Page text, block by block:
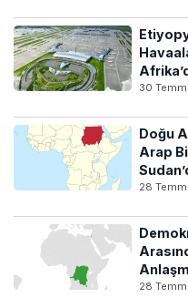
30
Doğu
Arap
28
28